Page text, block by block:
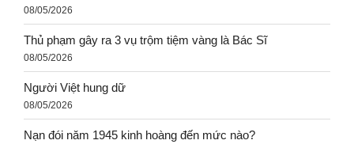
08/05/2026
Thủ phạm gây ra 3 vụ trộm tiệm vàng là Bác Sĩ
08/05/2026
Người Việt hung dữ
08/05/2026
Nạn đói năm 1945 kinh hoàng đến mức nào?